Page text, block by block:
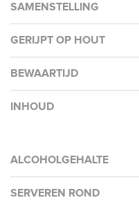
SAMENSTELLING
GERIJPT OP HOUT
BEWAARTIJD
INHOUD
ALCOHOLGEHALTE
SERVEREN ROND